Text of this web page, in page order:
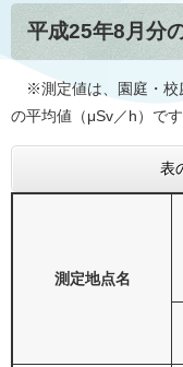
平成25年8月分
※測定値は、園庭・校
の平均値（μSv／h）です
表
測定地点名